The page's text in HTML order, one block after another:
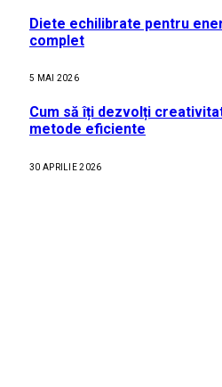
Diete echilibrate pentru
complet
5 MAI 2026
Cum să îți dezvolți
metode eficiente
30 APRILIE 2026